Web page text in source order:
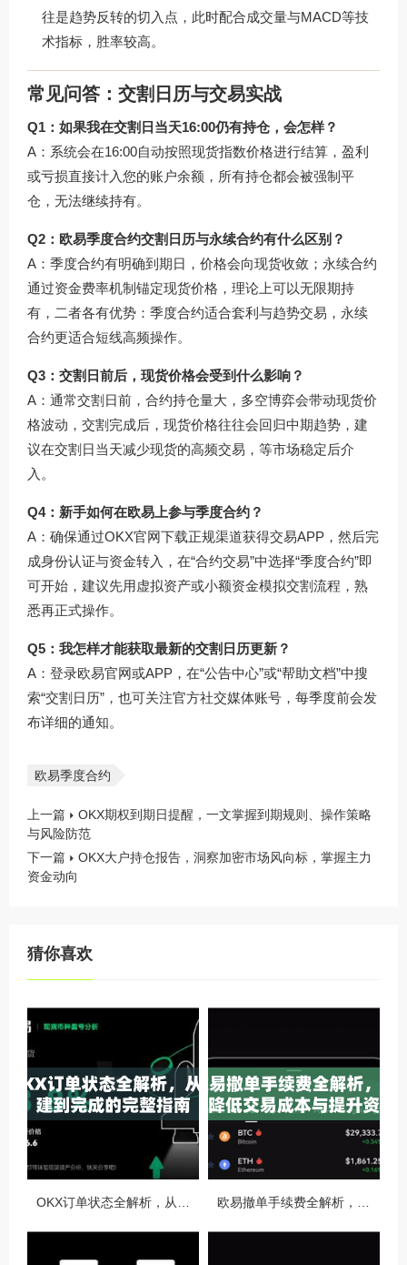
往是趋势反转的切入点，此时配合成交量与MACD等技
术指标，胜率较高。
常见问答：交割日历与交易实战
Q1：如果我在交割日当天16:00仍有持仓，会怎样？
A：系统会在16:00自动按照现货指数价格进行结算，盈利
或亏损直接计入您的账户余额，所有持仓都会被强制平
仓，无法继续持有。
Q2：欧易季度合约交割日历与永续合约有什么区别？
A：季度合约有明确到期日，价格会向现货收敛；永续合约
通过资金费率机制锚定现货价格，理论上可以无限期持
有，二者各有优势：季度合约适合套利与趋势交易，永续
合约更适合短线高频操作。
Q3：交割日前后，现货价格会受到什么影响？
A：通常交割日前，合约持仓量大，多空博弈会带动现货价
格波动，交割完成后，现货价格往往会回归中期趋势，建
议在交割日当天减少现货的高频交易，等市场稳定后介
入。
Q4：新手如何在欧易上参与季度合约？
A：确保通过OKX官网下载正规渠道获得交易APP，然后完
成身份认证与资金转入，在“合约交易”中选择“季度合约”即
可开始，建议先用虚拟资产或小额资金模拟交割流程，熟
悉再正式操作。
Q5：我怎样才能获取最新的交割日历更新？
A：登录欧易官网或APP，在“公告中心”或“帮助文档”中搜
索“交割日历”，也可关注官方社交媒体账号，每季度前会发
布详细的通知。
欧易季度合约
上一篇
OKX期权到期日提醒，一文掌握到期规则、操作策略
与风险防范
下一篇
OKX大户持仓报告，洞察加密市场风向标，掌握主力
资金动向
猜你喜欢